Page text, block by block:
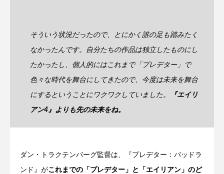
そういう状況だったので、とにかく誰の足も踏みたく
なかったんです。自分たちの作品は独立したものにし
たかったし、個人的にはこれまで「プレデター」で
色々な時代を舞台にしてきたので、今度は未来を舞台
にするということにワクワクしていました。 『エイリ
アン4』よりも先の未来をね。
ダン・トラクテンバーグ監督は、『プレデター：バッドラ
ンド』がこれまでの「プレデター」と「エイリアン」のど